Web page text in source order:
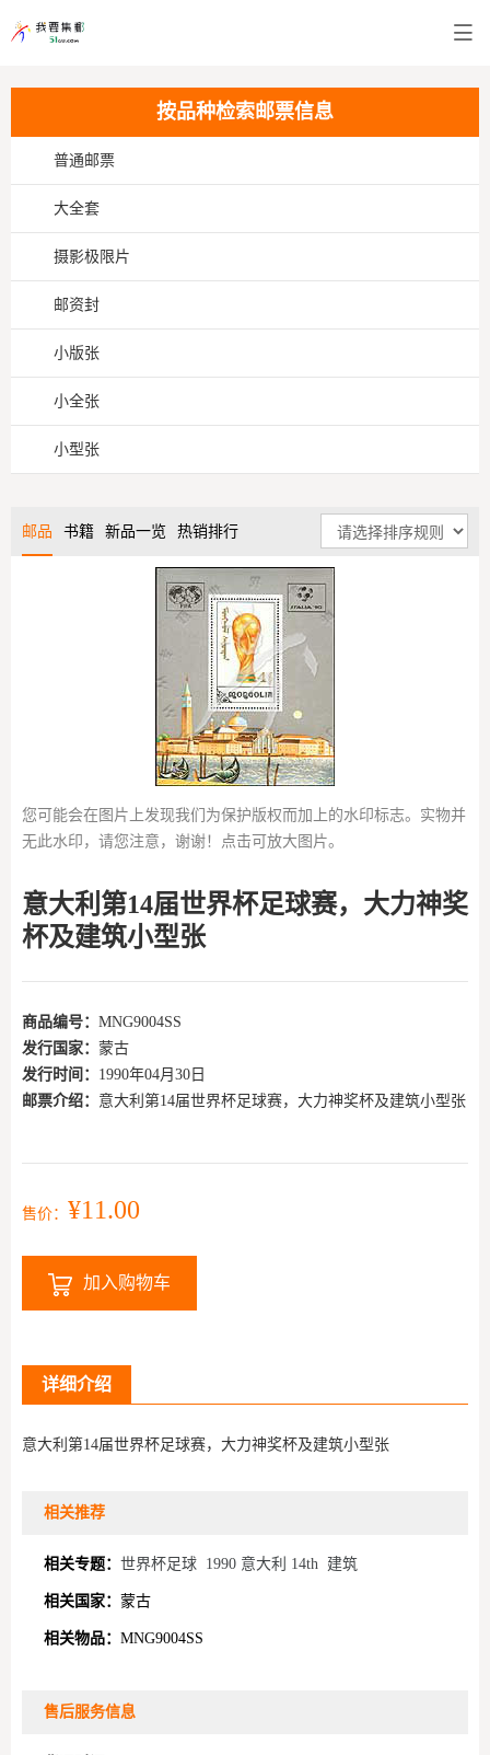
按品种检索邮票信息
普通邮票
大全套
摄影极限片
邮资封
小版张
小全张
小型张
邮品 书籍 新品一览 热销排行
您可能会在图片上发现我们为保护版权而加上的水印标志。实物并
无此水印，请您注意，谢谢！点击可放大图片。
意大利第14届世界杯足球赛，大力神奖
杯及建筑小型张
商品编号： MNG9004SS
发行国家： 蒙古
发行时间： 1990年04月30日
邮票介绍： 意大利第14届世界杯足球赛，大力神奖杯及建筑小型张
售价： ¥11.00
加入购物车
详细介绍
意大利第14届世界杯足球赛，大力神奖杯及建筑小型张
相关推荐
相关专题： 世界杯足球 1990 意大利 14th 建筑
相关国家： 蒙古
相关物品： MNG9004SS
售后服务信息